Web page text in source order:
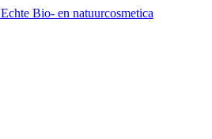
Echte Bio- en natuurcosmetica